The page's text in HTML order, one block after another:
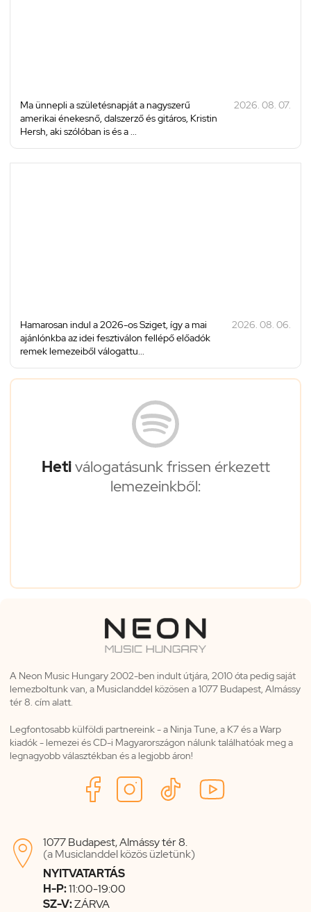
Ma ünnepli a születésnapját a nagyszerű
amerikai énekesnő, dalszerző és gitáros, Kristin
Hersh, aki szólóban is és a ...
2026. 08. 07.
Hamarosan indul a 2026-os Sziget, így a mai
ajánlónkba az idei fesztiválon fellépő előadók
remek lemezeiből válogattu...
2026. 08. 06.
Hetiválogatásunk frissen érkezett
lemezeinkből:
A Neon Music Hungary 2002-ben indult útjára, 2010 óta pedig saját
lemezboltunk van, a Musiclanddel közösen a 1077 Budapest, Almássy
tér 8. cím alatt.
Legfontosabb külföldi partnereink - a Ninja Tune, a K7 és a Warp
kiadók - lemezei és CD-i Magyarországon nálunk találhatóak meg a
legnagyobb választékban és a legjobb áron!

1077 Budapest, Almássy tér 8.
(a Musiclanddel közös üzletünk)
NYITVATARTÁS
H-P:11:00-19:00
SZ-V:ZÁRVA